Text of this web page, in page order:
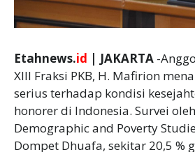
Etahnews.id | JAKARTA -
XIII Fraksi PKB, H. Mafirion
serius terhadap kondisi
honorer di Indonesia. Survei
Demographic and Poverty
Dompet Dhuafa, sekitar 20,5 %